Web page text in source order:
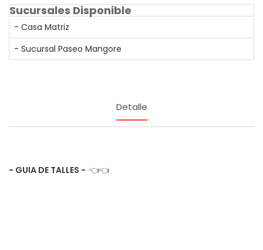
Sucursales Disponible
- Casa Matriz
- Sucursal Paseo Mangore
Detalle
- GUIA DE TALLES - 👈👈